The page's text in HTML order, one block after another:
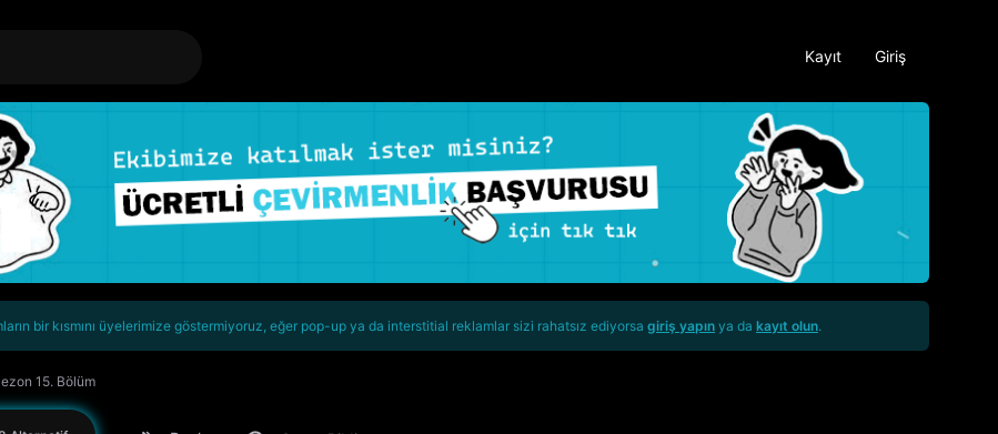
Kayıt Giriş
bir kısmını üyelerimize göstermiyoruz, eğer pop-up ya da interstitial reklamlar sizi rahatsız ediyorsa giriş yapın ya da kayıt olun.
15. Bölüm